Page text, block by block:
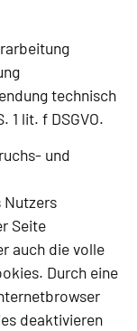
technisch
1 lit. f DSGVO.
und
Nutzers
Seite
auch die volle
Durch eine
deaktivieren